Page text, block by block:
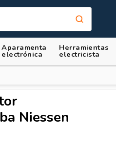
Aparamenta
electrónica
Herramientas
electricista
Niessen